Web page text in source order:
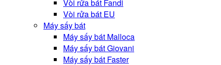
Vòi rửa bát Fandi
Vòi rửa bát EU
Máy sấy bát
Máy sấy bát Malloca
Máy sấy bát Giovani
Máy sấy bát Faster